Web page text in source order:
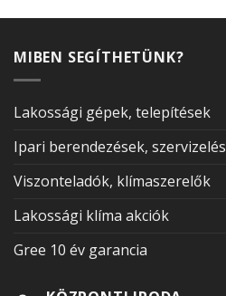
MIBEN SEGÍTHETÜNK?
Lakossági gépek, telepítések
Ipari berendezések, szervizelés
Viszonteladók, klímaszerelők
Lakossági klíma akciók
Gree 10 év garancia